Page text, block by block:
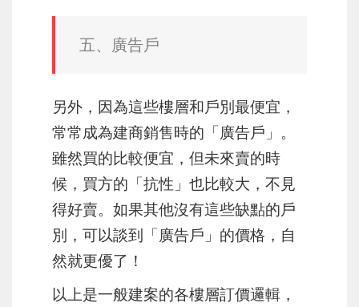
五、廣告戶
另外，因為這些樓層和戶別最便宜，
常常成為建商銷售時的「廣告戶 」。
雖然買的比較便宜，但未來賣的時
候，買方的「抗性 」也比較大，不見
得好賣。如果其他沒有這些缺點的戶
別，可以談到「廣告戶」的價格，自
然就更優了！
以上是一般建案的各樓層訂價邏輯，